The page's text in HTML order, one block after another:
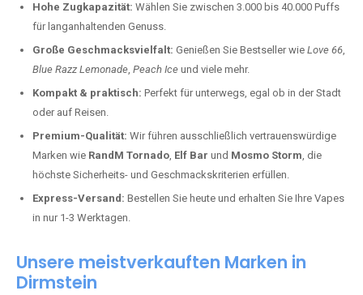
Hohe Zugkapazität: Wählen Sie zwischen 3.000 bis 40.000 Puffs
für langanhaltenden Genuss.
Große Geschmacksvielfalt: Genießen Sie Bestseller wie Love 66,
Blue Razz Lemonade, Peach Ice und viele mehr.
Kompakt & praktisch: Perfekt für unterwegs, egal ob in der Stadt
oder auf Reisen.
Premium-Qualität: Wir führen ausschließlich vertrauenswürdige
Marken wie RandM Tornado, Elf Bar und Mosmo Storm, die
höchste Sicherheits- und Geschmackskriterien erfüllen.
Express-Versand: Bestellen Sie heute und erhalten Sie Ihre Vapes
in nur 1-3 Werktagen.
Unsere meistverkauften Marken in
Dirmstein